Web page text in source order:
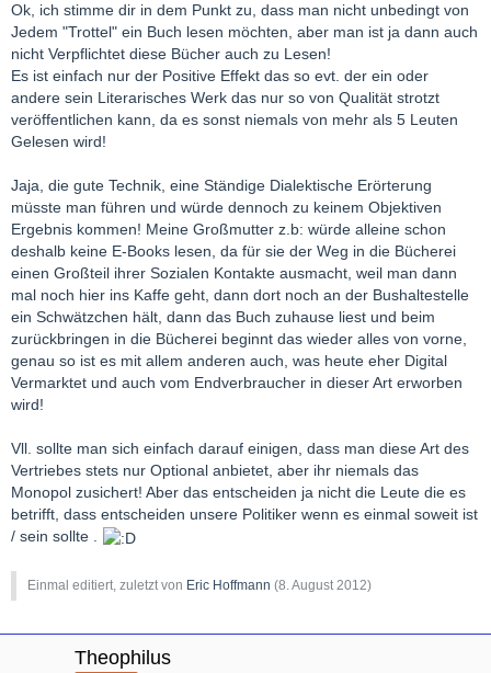
Ok, ich stimme dir in dem Punkt zu, dass man nicht unbedingt von
Jedem "Trottel" ein Buch lesen möchten, aber man ist ja dann auch
nicht Verpflichtet diese Bücher auch zu Lesen!
Es ist einfach nur der Positive Effekt das so evt. der ein oder
andere sein Literarisches Werk das nur so von Qualität strotzt
veröffentlichen kann, da es sonst niemals von mehr als 5 Leuten
Gelesen wird!
Jaja, die gute Technik, eine Ständige Dialektische Erörterung
müsste man führen und würde dennoch zu keinem Objektiven
Ergebnis kommen! Meine Großmutter z.b: würde alleine schon
deshalb keine E-Books lesen, da für sie der Weg in die Bücherei
einen Großteil ihrer Sozialen Kontakte ausmacht, weil man dann
mal noch hier ins Kaffe geht, dann dort noch an der Bushaltestelle
ein Schwätzchen hält, dann das Buch zuhause liest und beim
zurückbringen in die Bücherei beginnt das wieder alles von vorne,
genau so ist es mit allem anderen auch, was heute eher Digital
Vermarktet und auch vom Endverbraucher in dieser Art erworben
wird!
Vll. sollte man sich einfach darauf einigen, dass man diese Art des
Vertriebes stets nur Optional anbietet, aber ihr niemals das
Monopol zusichert! Aber das entscheiden ja nicht die Leute die es
betrifft, dass entscheiden unsere Politiker wenn es einmal soweit ist
/ sein sollte .
Einmal editiert, zuletzt von Eric Hoffmann (8. August 2012)
Theophilus